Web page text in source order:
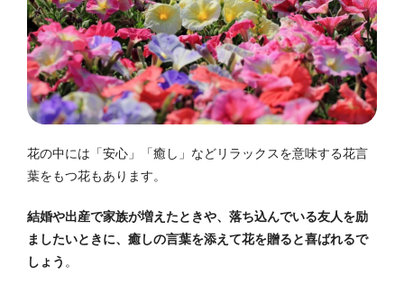
花の中には「安心」「癒し」などリラックスを意味する花言
葉をもつ花もあります。
結婚や出産で家族が増えたときや、落ち込んでいる友人を励
ましたいときに、癒しの言葉を添えて花を贈ると喜ばれるで
しょう 。